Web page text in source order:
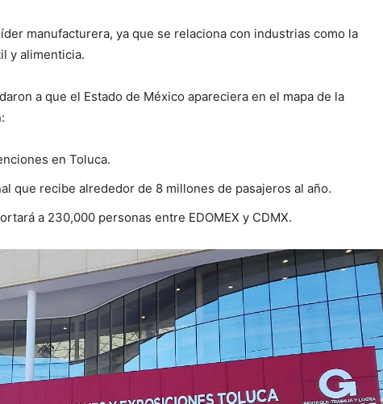
manufacturera, ya que se relaciona con industrias como la
y alimenticia.
a que el Estado de México apareciera en el mapa de la
en Toluca.
que recibe alrededor de 8 millones de pasajeros al año.
a 230,000 personas entre EDOMEX y CDMX.